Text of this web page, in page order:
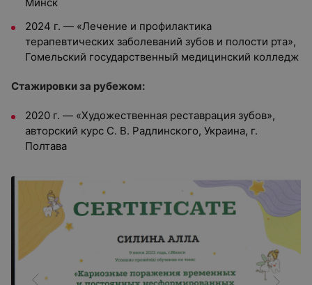
2024 г. — «Лечение и профилактика
терапевтических заболеваний зубов и полости рта»,
Гомельский государственный медицинский колледж
Стажировки за рубежом:
2020 г. — «Художественная реставрация зубов»,
авторский курс С. В. Радлинского, Украина, г.
Полтава